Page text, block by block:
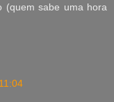
(quem sabe uma hora